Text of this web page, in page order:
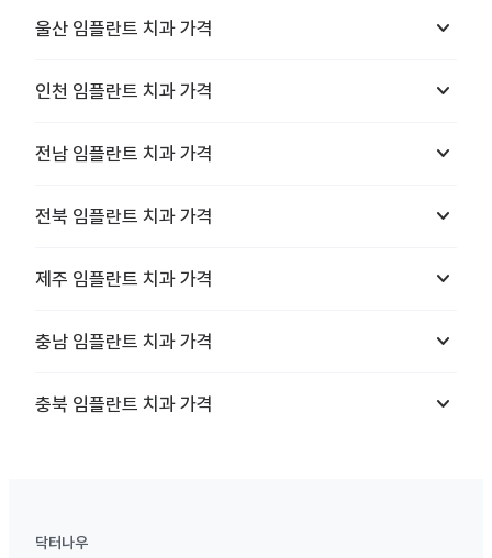
울산 임플란트 치과 가격 keyboard_arrow_down
인천 임플란트 치과 가격 keyboard_arrow_down
전남 임플란트 치과 가격 keyboard_arrow_down
전북 임플란트 치과 가격 keyboard_arrow_down
제주 임플란트 치과 가격 keyboard_arrow_down
충남 임플란트 치과 가격 keyboard_arrow_down
충북 임플란트 치과 가격 keyboard_arrow_down
닥터나우